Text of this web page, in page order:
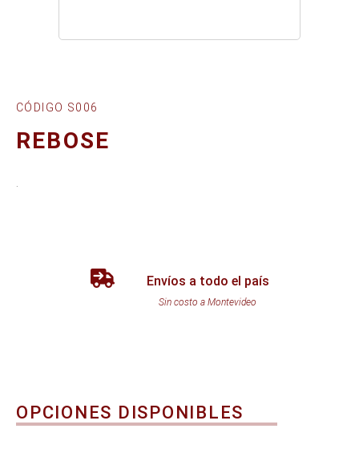
CÓDIGO S006
REBOSE
Envíos a todo el país
Sin costo a Montevideo
OPCIONES DISPONIBLES